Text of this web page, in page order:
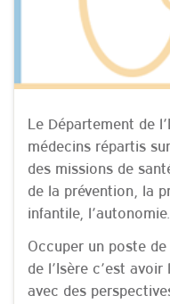
Le Département de
médecins répartis
des missions de
de la prévention, la
infantile, l’autonomie.
Occuper un poste
de l’Isère c’est
avec des